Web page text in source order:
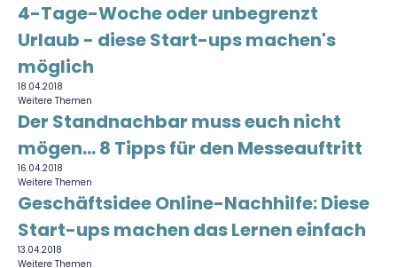
4-Tage-Woche oder unbegrenzt
Urlaub - diese Start-ups machen's
möglich
18.04.2018
Weitere Themen
Der Standnachbar muss euch nicht
mögen... 8 Tipps für den Messeauftritt
16.04.2018
Weitere Themen
Geschäftsidee Online-Nachhilfe: Diese
Start-ups machen das Lernen einfach
13.04.2018
Weitere Themen